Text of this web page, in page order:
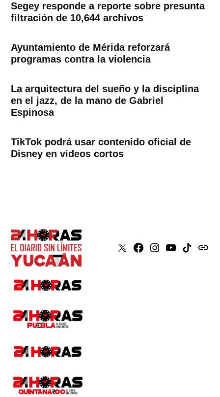
Segey responde a reporte sobre presunta
filtración de 10,644 archivos
Ayuntamiento de Mérida reforzará
programas contra la violencia
La arquitectura del sueño y la disciplina
en el jazz, de la mano de Gabriel
Espinosa
TikTok podrá usar contenido oficial de
Disney en videos cortos
X Faceboook
Instagram
YoutubeTiktokissuu